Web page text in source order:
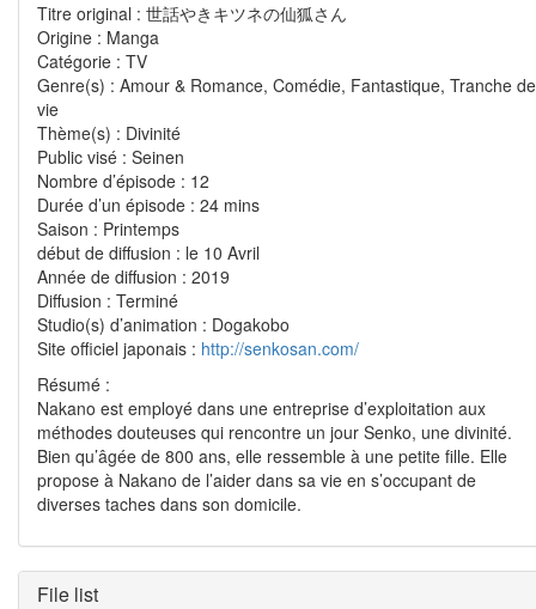
Titre original : 世話やきキツネの仙狐さん
Origine : Manga
Catégorie : TV
Genre(s) : Amour & Romance, Comédie, Fantastique, Tranche de
vie
Thème(s) : Divinité
Public visé : Seinen
Nombre d’épisode : 12
Durée d’un épisode : 24 mins
Saison : Printemps
début de diffusion : le 10 Avril
Année de diffusion : 2019
Diffusion : Terminé
Studio(s) d’animation : Dogakobo
Site officiel japonais : http://senkosan.com/
Résumé :
Nakano est employé dans une entreprise d’exploitation aux
méthodes douteuses qui rencontre un jour Senko, une divinité.
Bien qu’âgée de 800 ans, elle ressemble à une petite fille. Elle
propose à Nakano de l’aider dans sa vie en s’occupant de
diverses taches dans son domicile.
File list